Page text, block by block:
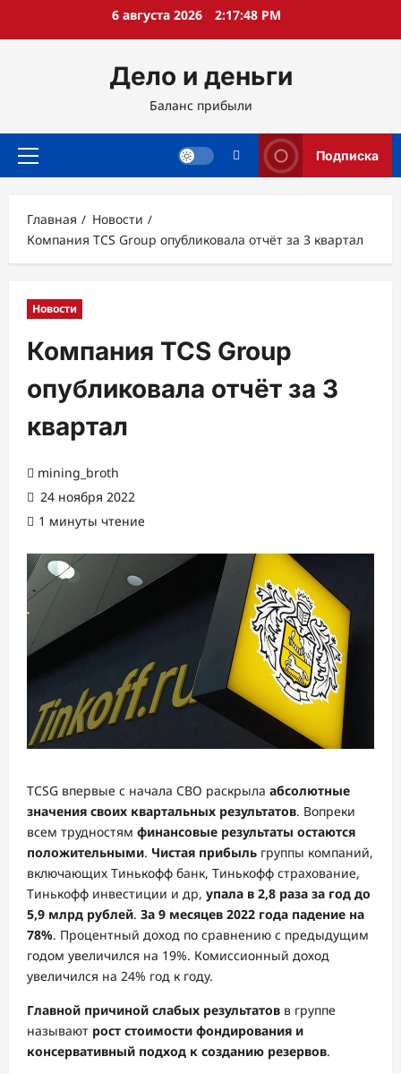
6 августа 2026 2:17:49 PM
Дело и деньги
Баланс прибыли
Основное
Подписка
Главная
Новости
Компания TCS Group опубликовала отчёт за 3 квартал
Новости
Компания TCS Group
опубликовала отчёт за 3
квартал
mining_broth
24 ноября 2022
1 минуты чтение
TCSG впервые с начала СВО раскрыла абсолютные
значения своих квартальных результатов. Вопреки
всем трудностям финансовые результаты остаются
положительными. Чистая прибыль группы компаний,
включающих Тинькофф банк, Тинькофф страхование,
Тинькофф инвестиции и др, упала в 2,8 раза за год до
5,9 млрд рублей. За 9 месяцев 2022 года падение на
78%. Процентный доход по сравнению с предыдущим
годом увеличился на 19%. Комиссионный доход
увеличился на 24% год к году.
Главной причиной слабых результатов в группе
называют рост стоимости фондирования и
консервативный подход к созданию резервов.